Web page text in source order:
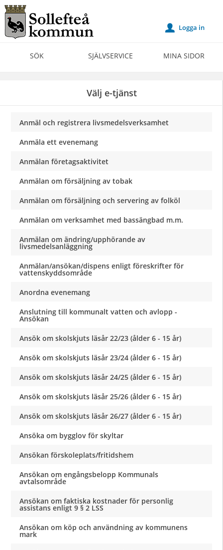
Välkommen
till
Självservice
Sollefteå
SÖK SJÄLVSERVICE MINA SIDOR
u Logga in
Välj e-tjänst
Anmäl och registrera livsmedelsverksamhet
Anmäla ett evenemang
Anmälan företagsaktivitet
Anmälan om försäljning av tobak
Anmälan om försäljning och servering av folköl
Anmälan om verksamhet med bassängbad m.m.
Anmälan om ändring/upphörande av
livsmedelsanläggning
Anmälan/ansökan/dispens enligt föreskrifter för
vattenskyddsområde
Anordna evenemang
Anslutning till kommunalt vatten och avlopp -
Ansökan
Ansök om skolskjuts läsår 22/23 (ålder 6 - 15 år)
Ansök om skolskjuts läsår 23/24 (ålder 6 - 15 år)
Ansök om skolskjuts läsår 24/25 (ålder 6 - 15 år)
Ansök om skolskjuts läsår 25/26 (ålder 6 - 15 år)
Ansök om skolskjuts läsår 26/27 (ålder 6 - 15 år)
Ansöka om bygglov för skyltar
Ansökan förskoleplats/fritidshem
Ansökan om engångsbelopp Kommunals
avtalsområde
Ansökan om faktiska kostnader för personlig
assistans enligt 9 § 2 LSS
Ansökan om köp och användning av kommunens
mark